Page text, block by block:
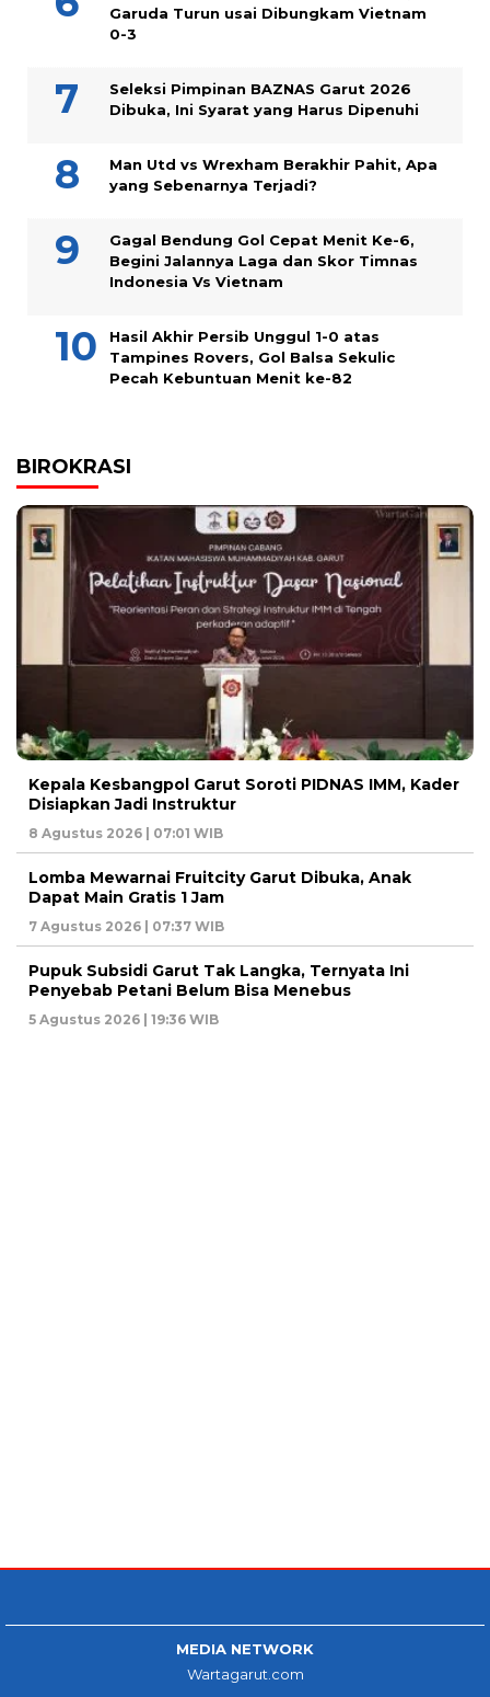
Garuda Turun usai Dibungkam Vietnam
0-3
Seleksi Pimpinan BAZNAS Garut 2026
Dibuka, Ini Syarat yang Harus Dipenuhi
Man Utd vs Wrexham Berakhir Pahit, Apa
yang Sebenarnya Terjadi?
Gagal Bendung Gol Cepat Menit Ke-6,
Begini Jalannya Laga dan Skor Timnas
Indonesia Vs Vietnam
Hasil Akhir Persib Unggul 1-0 atas
Tampines Rovers, Gol Balsa Sekulic
Pecah Kebuntuan Menit ke-82
BIROKRASI
Kepala Kesbangpol Garut Soroti PIDNAS IMM, Kader
Disiapkan Jadi Instruktur
8 Agustus 2026 | 07:01 WIB
Lomba Mewarnai Fruitcity Garut Dibuka, Anak
Dapat Main Gratis 1 Jam
7 Agustus 2026 | 07:37 WIB
Pupuk Subsidi Garut Tak Langka, Ternyata Ini
Penyebab Petani Belum Bisa Menebus
5 Agustus 2026 | 19:36 WIB
MEDIA NETWORK
Wartagarut.com